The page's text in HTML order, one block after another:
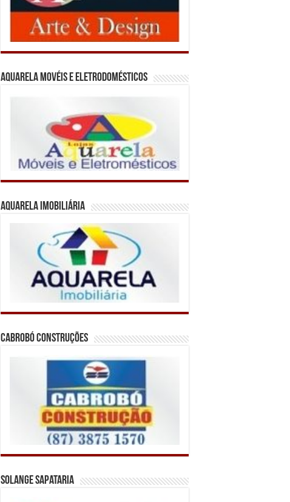
Aquarela Movéis e Eletrodomésticos
Aquarela Imobiliária
Cabrobó Construções
Solange Sapataria